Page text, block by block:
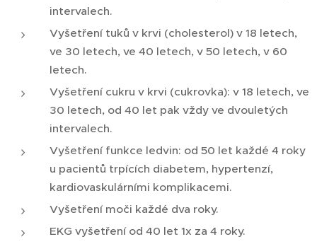
intervalech.
Vyšetření tuků v krvi (cholesterol) v 18 letech,
ve 30 letech, ve 40 letech, v 50 letech, v 60
letech.
Vyšetření cukru v krvi (cukrovka): v 18 letech, ve
30 letech, od 40 let pak vždy ve dvouletých
intervalech.
Vyšetření funkce ledvin: od 50 let každé 4 roky
u pacientů trpících diabetem, hypertenzí,
kardiovaskulárními komplikacemi.
Vyšetření moči každé dva roky.
EKG vyšetření od 40 let 1x za 4 roky.